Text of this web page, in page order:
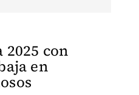
con
en